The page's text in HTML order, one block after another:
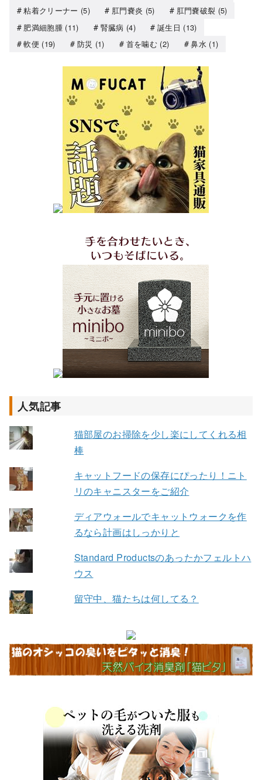
粘着クリーナー (5) 肛門嚢炎 (5) 肛門嚢破裂 (5)
肥満細胞腫(11) 腎臓病 (4) 誕生日 (13)
軟便 (19) 防災 (1) 首を噛む (2) 鼻水 (1)
人気記事
猫部屋のお掃除を少し楽にしてくれる相
棒
キャットフードの保存にぴったり！ニト
リのキャニスターをご紹介
ディアウォールでキャットウォークを作
るなら計画はしっかりと
Standard Productsのあったかフェルトハ
ウス
留守中、猫たちは何してる？